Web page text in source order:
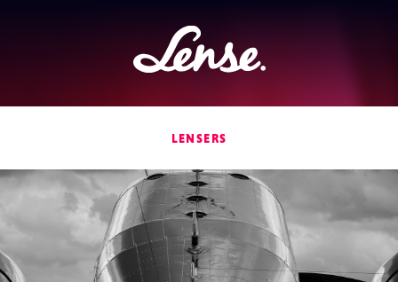
Lense
LENSERS